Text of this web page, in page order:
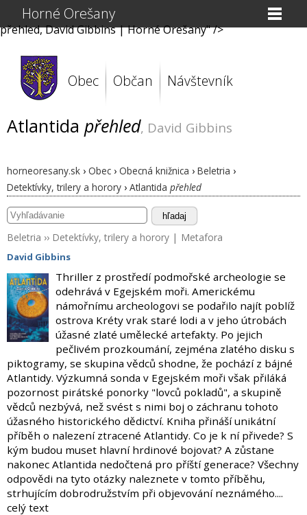
přehled, David Gibbins | Horné Orešany" />
Horné Orešany
Obec Občan Návštevník
Atlantida přehled, David Gibbins
horneoresany.sk › Obec › Obecná knižnica › Beletria ›
Detektívky, trilery a horory › Atlantida přehled
hľadaj
Beletria ›› Detektívky, trilery a horory | Metafora
David Gibbins
Thriller z prostředí podmořské archeologie se
odehrává v Egejském moři. Americkému
námořnímu archeologovi se podařilo najít poblíž
ostrova Kréty vrak staré lodi a v jeho útrobách
úžasné zlaté umělecké artefakty. Po jejich
pečlivém prozkoumání, zejména zlatého disku s
piktogramy, se skupina vědců shodne, že pochází z bájné
Atlantidy. Výzkumná sonda v Egejském moři však přiláká
pozornost pirátské ponorky "lovců pokladů", a skupině
vědců nezbývá, než svést s nimi boj o záchranu tohoto
úžasného historického dědictví. Kniha přináší unikátní
příběh o nalezení ztracené Atlantidy. Co je k ní přivede? S
kým budou muset hlavní hrdinové bojovat? A zůstane
nakonec Atlantida nedočtená pro příští generace? Všechny
odpovědi na tyto otázky naleznete v tomto příběhu,
strhujícím dobrodružstvím při objevování neznámého....
celý text